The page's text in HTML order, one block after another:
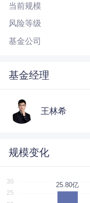
成立以来
当前规模
风险等级
基金公司
基金经理
王林希
规模变化